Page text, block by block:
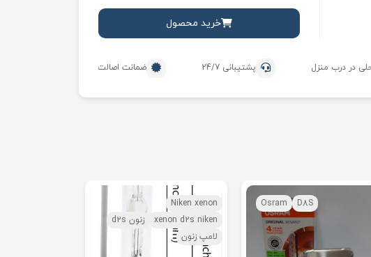
خرید محصول
در درب منزل پشتیبانی 24/7 ضمانت اصالت محصول
D8S
Osram
Niken xenon
xenon d2s niken
زنون d2s
لامپ زنون